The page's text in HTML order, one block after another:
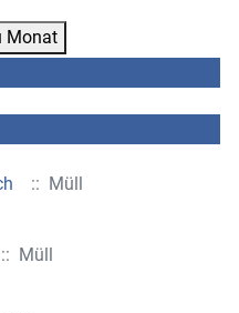
Monat
:: Müll
:: Müll